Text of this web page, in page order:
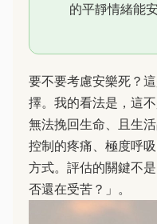
的平靜情緒能安
要不要考慮安樂死？
擇。我的看法是，這
無法挽回生命、且生
控制的疼痛、極度呼
方式。評估的關鍵不
否還在受苦？」。